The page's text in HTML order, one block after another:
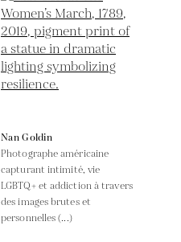
Nan Goldin
Photographe américaine
capturant intimité, vie
LGBTQ+ et addiction à travers
des images brutes et
personnelles (...)